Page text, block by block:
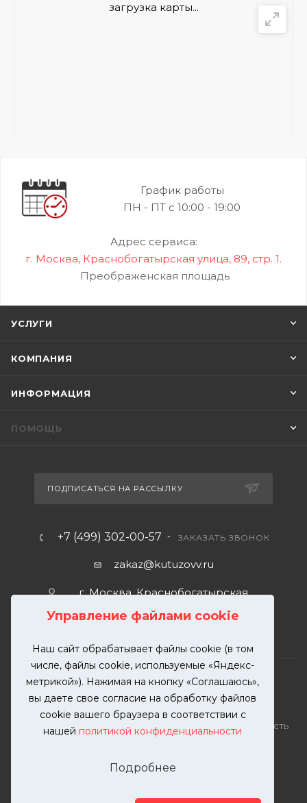
Управление файлами cookie
Наш сайт обрабатывает файлы cookie (в том
числе, файлы cookie, используемые «Яндекс-
метрикой»). Нажимая на кнопку «Соглашаюсь»,
вы даете свое согласие на обработку файлов
cookie вашего браузера в соответствии с
нашей политикой конфиденциальности
Подробнее
загрузка карты...
График работы
ПН - ПТ с 10:00 - 19:00
Адрес сервиса:
г. Москва, Краснобогатырская улица, 89, стр. 1.
Преображенская площадь
УСЛУГИ
КОМПАНИЯ
ИНФОРМАЦИЯ
ПОМОЩЬ
ПОДПИСАТЬСЯ НА РАССЫЛКУ
+7 (499) 302-00-57 ЗАКАЗАТЬ ЗВОНОК
zakaz@kutuzovv.ru
г. Москва, Краснобогатырская
2026 © KUTUZOVV | Кузовной ремонт и покраска
автомобилей. Вся информация на сайте – собственность
разрешения запрещена. Все права защищены.